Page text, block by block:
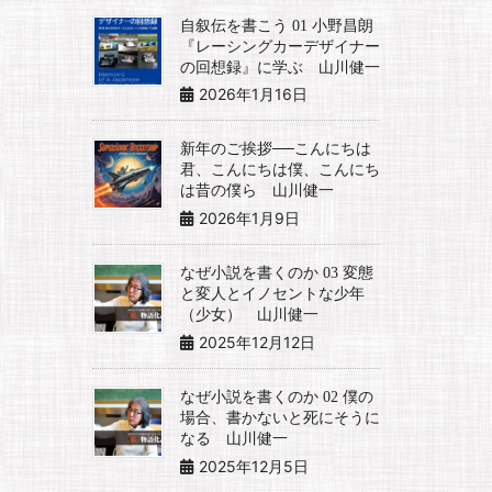
自叙伝を書こう 01 小野昌朗
『レーシングカーデザイナー
の回想録』に学ぶ 山川健一
2026年1月16日
新年のご挨拶──こんにちは
君、こんにちは僕、こんにち
は昔の僕ら 山川健一
2026年1月9日
なぜ小説を書くのか 03 変態
と変人とイノセントな少年
（少女） 山川健一
2025年12月12日
なぜ小説を書くのか 02 僕の
場合、書かないと死にそうに
なる 山川健一
2025年12月5日